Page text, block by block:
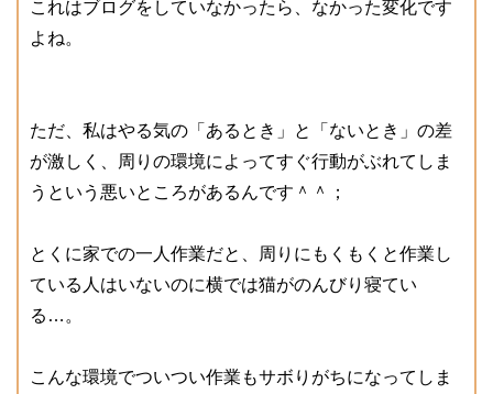
これはブログをしていなかったら、なかった変化です
よね。
ただ、私はやる気の「あるとき」と「ないとき」の差
が激しく、周りの環境によってすぐ行動がぶれてしま
うという悪いところがあるんです＾＾；
とくに家での一人作業だと、周りにもくもくと作業し
ている人はいないのに横では猫がのんびり寝てい
る…。
こんな環境でついつい作業もサボりがちになってしま